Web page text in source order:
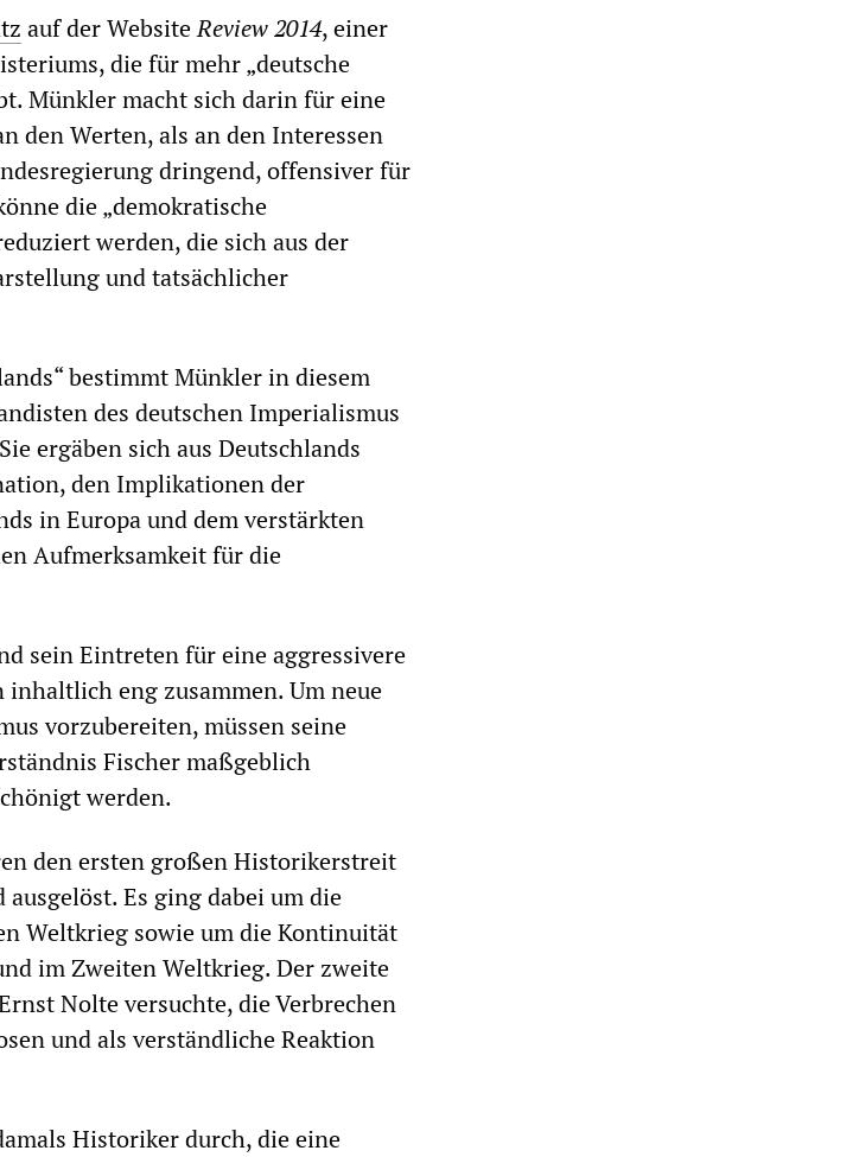
auf der WebsiteReview 2014, einer
die für mehr „deutsche
Münkler macht sich darin für eine
den Werten, als an den Interessen
dringend, offensiver für
die „demokratische
werden, die sich aus der
und tatsächlicher
bestimmt Münkler in diesem
des deutschen Imperialismus
ergäben sich aus Deutschlands
den Implikationen der
in Europa und dem verstärkten
Aufmerksamkeit für die
sein Eintreten für eine aggressivere
eng zusammen. Um neue
vorzubereiten, müssen seine
Fischer maßgeblich
werden.
den ersten großen Historikerstreit
Es ging dabei um die
Weltkrieg sowie um die Kontinuität
im Zweiten Weltkrieg. Der zweite
Nolte versuchte, die Verbrechen
und als verständliche Reaktion
Historiker durch, die eine